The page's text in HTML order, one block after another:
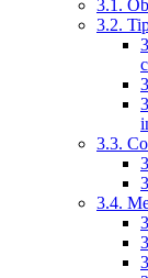
3.1.
3.2.
3.3.
3.4.